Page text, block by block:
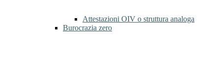
Attestazioni OIV o struttura analoga
Burocrazia zero